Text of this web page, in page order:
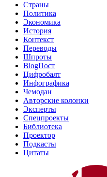
Страны
Политика
Экономика
История
Контекст
Переводы
Шпроты
BlogПост
Цифробалт
Инфографика
Чемодан
Авторские колонки
Эксперты
Спецпроекты
Библиотека
Проектор
Подкасты
Цитаты